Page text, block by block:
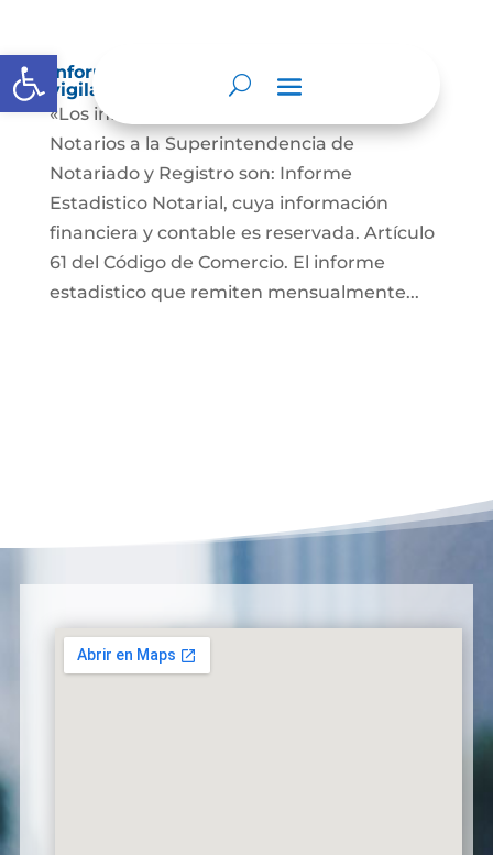
Abrir barra de herramientas
Informes a organismos de inspección,
vigilancia y control
«Los informes que presentan los Señores
Notarios a la Superintendencia de
Notariado y Registro son: Informe
Estadistico Notarial, cuya información
financiera y contable es reservada. Artículo
61 del Código de Comercio. El informe
estadistico que remiten mensualmente...